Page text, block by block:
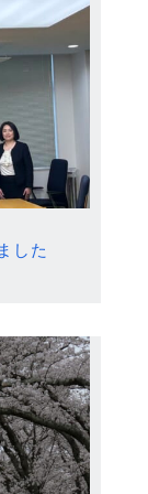
した